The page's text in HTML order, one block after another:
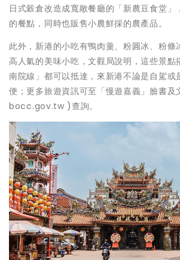
日式穀倉改造成寬敞餐廳的「新農豆食堂」
的餐點，同時也販售小農鮮採的農產品。
此外，新港的小吃有鴨肉羹、粉圓冰、粉條
高人氣的美味小吃，文觀局說明，這些景
南院線」都可以抵達，來新港不論是自駕或
便；更多旅遊資訊可至「慢遊嘉義」臉書
bocc.gov.tw )查詢。